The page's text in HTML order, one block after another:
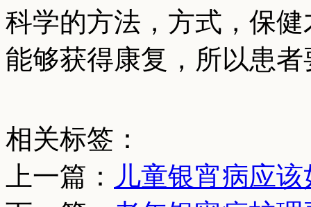
科学的方法，方式，保
能够获得康复，所以患
相关标签：
上一篇： 儿童银宵病应